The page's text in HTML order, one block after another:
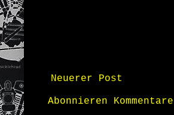
Neuerer Post
Abonnieren